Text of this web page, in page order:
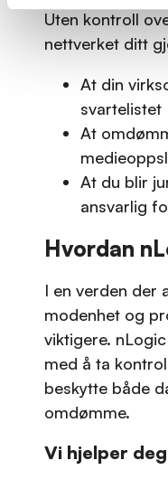
Uten kontroll
nettverket ditt
At din
svartelistet
At
At du blir
ansvarlig
Hvordan
I en verden der
modenhet og
viktigere.
med å ta
beskytte både
omdømme.
Vi hjelper